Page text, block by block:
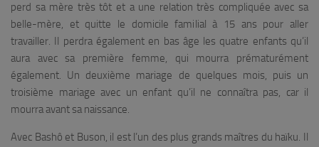
perd sa mère très tôt et a une relation très compliquée avec sa
belle-mère, et quitte le domicile familial à 15 ans pour aller
travailler. Il perdra également en bas âge les quatre enfants qu’il
aura avec sa première femme, qui mourra prématurément
également. Un deuxième mariage de quelques mois, puis un
troisième mariage avec un enfant qu’il ne connaîtra pas, car il
mourra avant sa naissance.
Avec Bashô et Buson, il est l’un des plus grands maîtres du haïku. Il